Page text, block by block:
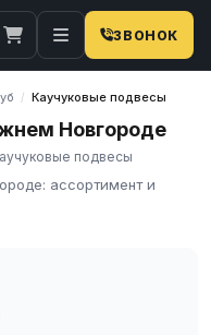
ЗВОНОК
/ Каучуковые подвесы
Новгороде
подвесы
ассортимент и
передачу
конструкции.
холодоснабжения,